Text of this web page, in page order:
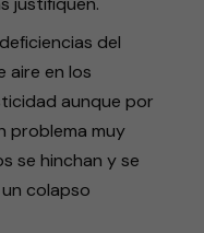
del
aire en los
aunque por
problema muy
se hinchan y se
colapso